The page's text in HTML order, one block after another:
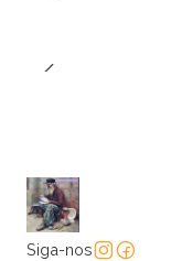
Siga-nos